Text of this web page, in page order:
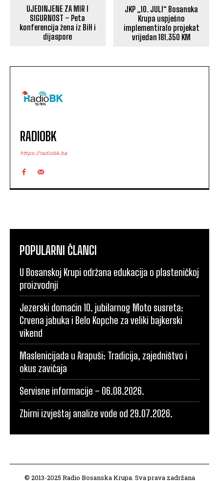
UJEDINJENE ZA MIR I
SIGURNOST – Peta
konferencija žena iz BiH i
dijaspore
JKP „10. JULI“ Bosanska
Krupa uspješno
implementiralo projekat
vrijedan 181.350 KM
RADIOBK
https://radiobk.ba
POPULARNI ČLANCI
U Bosanskoj Krupi održana edukacija o plasteničkoj
proizvodnji
Jezerski domaćin 10. jubilarnog Moto susreta:
Crvena jabuka i Belo Kopche za veliki bajkerski
vikend
Maslenicijada u Arapuši: Tradicija, zajedništvo i
okus zavičaja
Servisne informacije – 06.08.2026.
Zbirni izvještaj analize vode od 29.07.2026.
© 2013-2025 Radio Bosanska Krupa. Sva prava zadržana